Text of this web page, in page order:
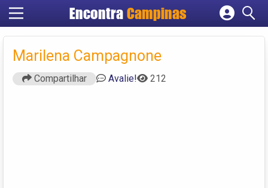
Encontra Campinas
Cadastrar empresa
Criar conta
Marilena Campagnone
Compartilhar Avalie! 212